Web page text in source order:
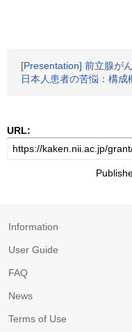
[Presentation] 前立腺が
日本人患者の苦悩：構成
URL:
Information
User Guide
FAQ
News
Terms of Use